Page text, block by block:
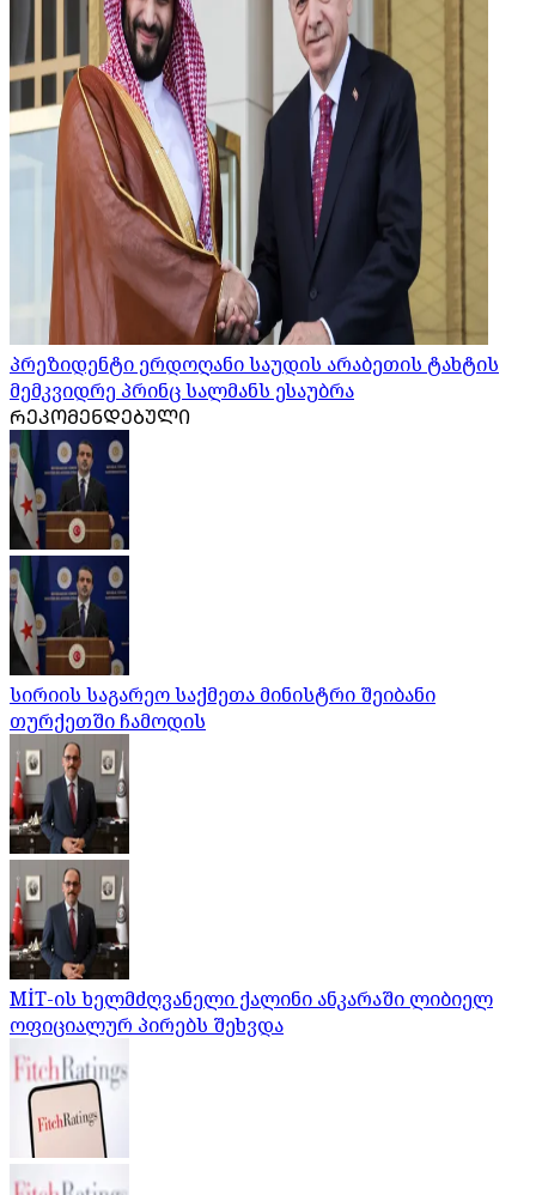
პრეზიდენტი ერდოღანი საუდის არაბეთის ტახტის
მემკვიდრე პრინც სალმანს ესაუბრა
ᲠᲔᲙᲝᲛᲔᲜᲓᲔᲑᲣᲚᲘ
სირიის საგარეო საქმეთა მინისტრი შეიბანი
თურქეთში ჩამოდის
MİT-ის ხელმძღვანელი ქალინი ანკარაში ლიბიელ
ოფიციალურ პირებს შეხვდა